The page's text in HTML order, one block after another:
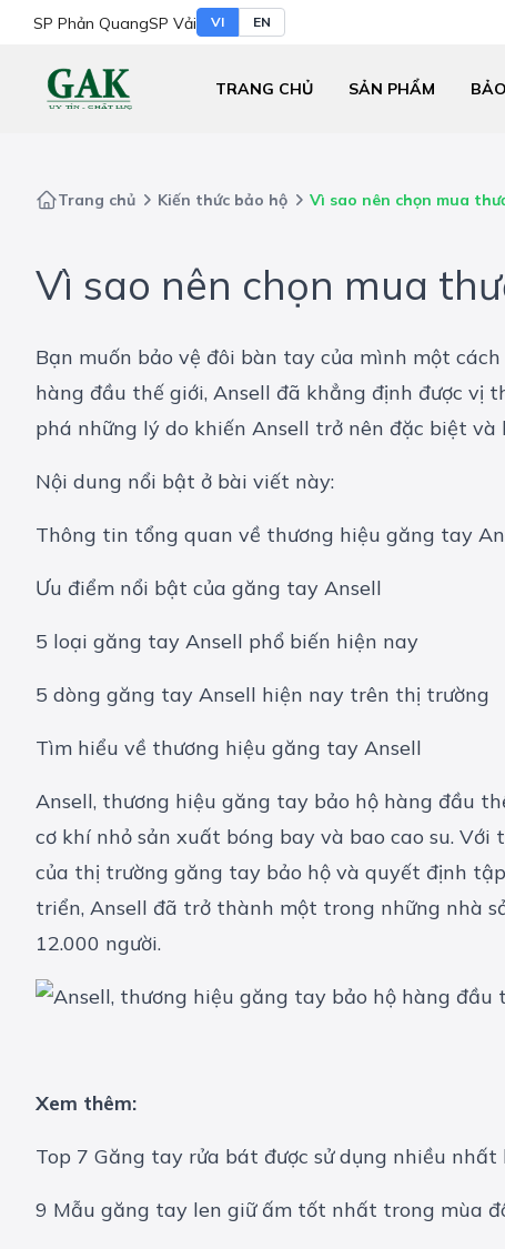
SP Phản QuangSP Vải VI EN
TRANG CHỦ SẢN PHẨM
Trang chủ Kiến thức bảo hộ Vì sao nên chọn mua
Vì sao nên chọn mua
Bạn muốn bảo vệ đôi bàn tay của mình một
hàng đầu thế giới, Ansell đã khẳng định được vị
phá những lý do khiến Ansell trở nên đặc biệt
Nội dung nổi bật ở bài viết này:
Thông tin tổng quan về thương hiệu găng tay
Ưu điểm nổi bật của găng tay Ansell
5 loại găng tay Ansell phổ biến hiện nay
5 dòng găng tay Ansell hiện nay trên thị trường
Tìm hiểu về thương hiệu găng tay Ansell
Ansell, thương hiệu găng tay bảo hộ hàng đầu
cơ khí nhỏ sản xuất bóng bay và bao cao su.
của thị trường găng tay bảo hộ và quyết định
triển, Ansell đã trở thành một trong những nhà
12.000 người.
Xem thêm:
Top 7 Găng tay rửa bát được sử dụng nhiều nhất
9 Mẫu găng tay len giữ ấm tốt nhất trong mùa